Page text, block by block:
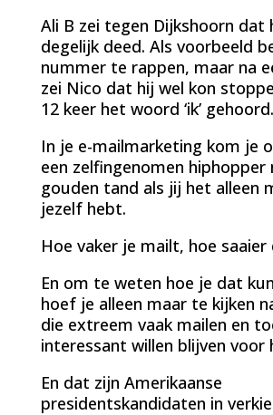
Ali B zei tegen Dijkshoorn dat
degelijk deed. Als voorbeeld
nummer te rappen, maar na
zei Nico dat hij wel kon
12 keer het woord ‘ik’ gehoord.
In je e-mailmarketing kom je
een zelfingenomen hiphopper
gouden tand als jij het alleen
jezelf hebt.
Hoe vaker je mailt, hoe
En om te weten hoe je dat
hoef je alleen maar te kijken
die extreem vaak mailen en
interessant willen blijven voor
En dat zijn Amerikaanse
presidentskandidaten in